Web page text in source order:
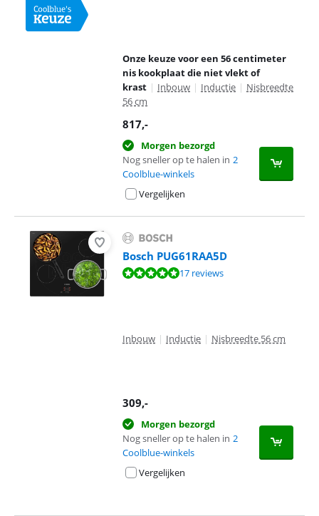
Onze keuze voor een 56 centimeter
nis kookplaat die niet vlekt of
krast | Inbouw | Inductie | Nisbreedte
56 cm
817,-
Morgen bezorgd
Nog sneller op te halen in 2
Coolblue-winkels
Vergelijken
Bosch PUG61RAA5D
Beoordeling is 9,6 van de 10, gebaseerd op 17 reviews.
17 reviews
Inbouw | Inductie | Nisbreedte 56 cm
309,-
Morgen bezorgd
Nog sneller op te halen in 2
Coolblue-winkels
Vergelijken